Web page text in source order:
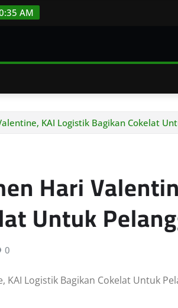
AM
KAI Logistik Bagikan Cokelat
Hari
Untuk
0